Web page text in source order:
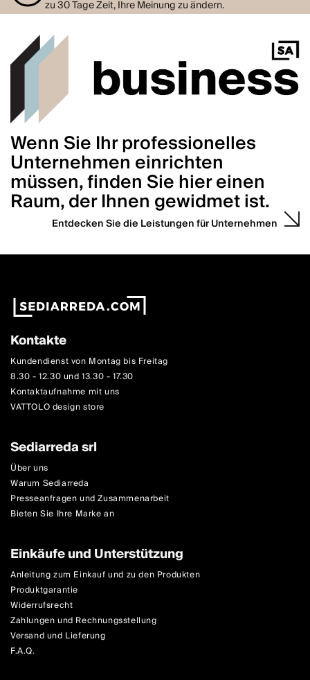
zu 30 Tage Zeit, Ihre Meinung zu ändern.
Wenn Sie Ihr professionelles
Unternehmen einrichten
müssen, finden Sie hier einen
Raum, der Ihnen gewidmet ist.
Entdecken Sie die Leistungen für Unternehmen
Kontakte
Kundendienst von Montag bis Freitag
8.30 - 12.30 und 13.30 - 17.30
Kontaktaufnahme mit uns
VATTOLO design store
Sediarreda srl
Über uns
Warum Sediarreda
Presseanfragen und Zusammenarbeit
Bieten Sie Ihre Marke an
Einkäufe und Unterstützung
Anleitung zum Einkauf und zu den Produkten
Produktgarantie
Widerrufsrecht
Zahlungen und Rechnungsstellung
Versand und Lieferung
F.A.Q.